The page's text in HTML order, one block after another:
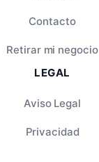
Contacto
Retirar mi negocio
LEGAL
Aviso Legal
Privacidad